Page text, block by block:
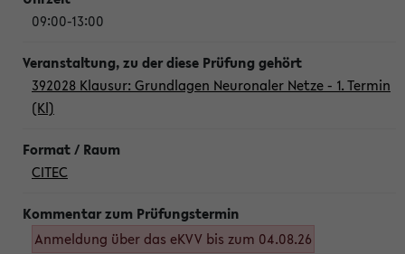
09:00-13:00
392028 Klausur: Grundlagen Neuronaler Netze - 1. Termin
(Kl)
CITEC
Anmeldung über das eKVV bis zum 04.08.26